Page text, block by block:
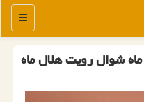
منو
شوال رویت هلال ماه